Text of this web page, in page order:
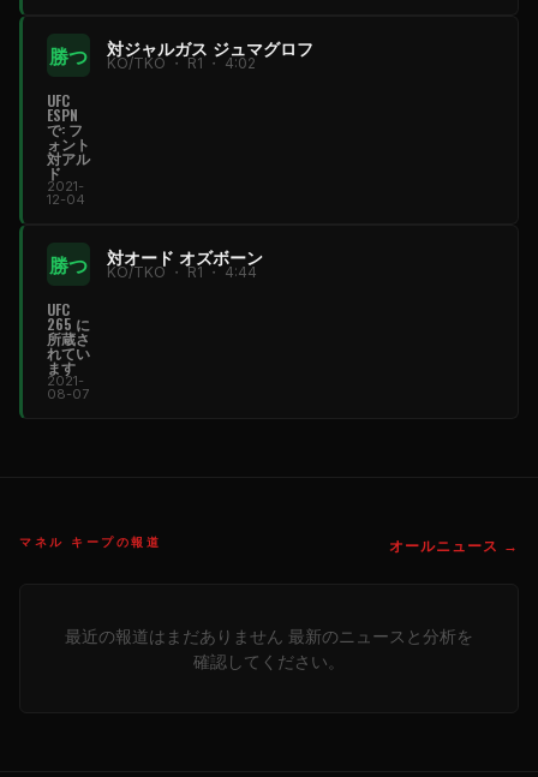
勝つ 対ジャルガス ジュマグロフ
KO/TKO ・ R1 ・ 4:02
UFC
ESPN
で: フ
ォント
対アル
ド
2021-
12-04
勝つ 対オード オズボーン
KO/TKO ・ R1 ・ 4:44
UFC
265 に
所蔵さ
れてい
ます
2021-
08-07
マネル キープの報道 オールニュース →
最近の報道はまだありません 最新のニュースと分析を
確認してください。